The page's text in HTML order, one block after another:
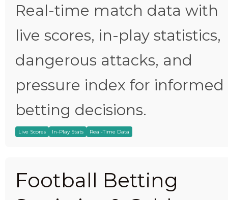
Real-time match data with
live scores, in-play statistics,
dangerous attacks, and
pressure index for informed
betting decisions.
Live Scores In-Play Stats Real-Time Data
Football Betting